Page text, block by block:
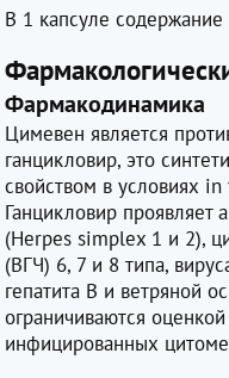
В 1 капсуле содержание
Фармакодинамика
Цимевен является
ганцикловир, это
свойством в условиях
Ганцикловир проявляет
(Herpes simplex 1 и 2),
(ВГЧ) 6, 7 и 8 типа,
гепатита B и ветряной
ограничиваются
инфицированных